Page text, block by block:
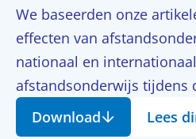
We baseerden onze
effecten van
nationaal en
afstandsonderwijs tijdens
Download
Lees